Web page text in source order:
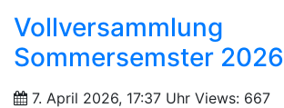
Vollversammlung
Sommersemster 2026
7. April 2026, 17:37 Uhr Views: 667